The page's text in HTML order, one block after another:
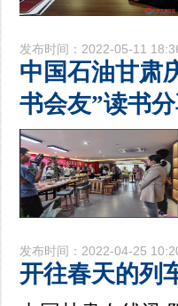
发布时间：2022-05-11
中国石油甘肃
书会友”读书
发布时间：2022-04-25
开往春天的